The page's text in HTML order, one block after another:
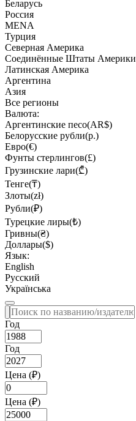
Беларусь
Россия
MENA
Турция
Северная Америка
Соединённые Штаты Америки
Латинская Америка
Аргентина
Азия
Все регионы
Валюта:
Аргентинские песо(AR$)
Белорусские рубли(р.)
Евро(€)
Фунты стерлингов(£)
Грузинские лари(₾)
Тенге(₸)
Злоты(zł)
Рубли(₽)
Турецкие лиры(₺)
Гривны(₴)
Доллары($)
Язык:
English
Русский
Українська
Год
Год
Цена (₽)
Цена (₽)